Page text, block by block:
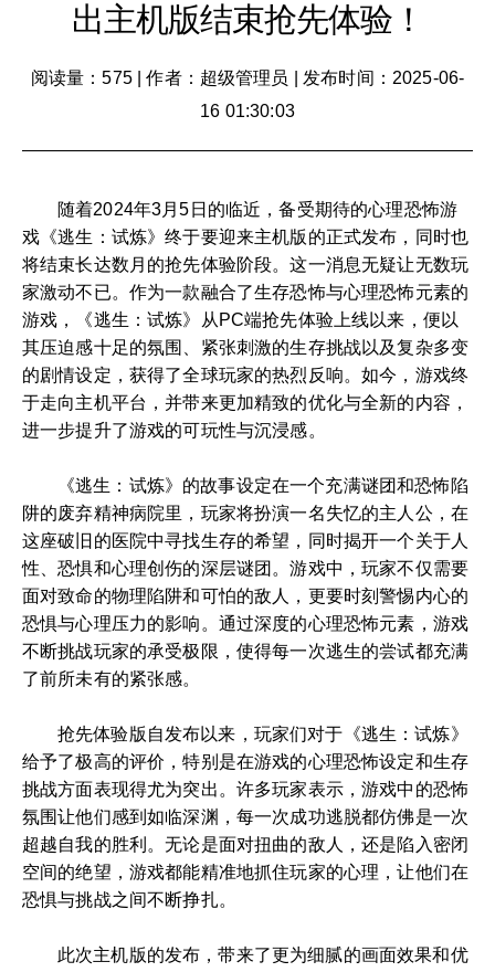
出主机版结束抢先体验！
阅读量：575|作者：超级管理员
发布时间：2025-06-
16 01:30:03
随着2024年3月5日的临近，备受期待的心理恐怖游
戏《逃生：试炼》终于要迎来主机版的正式发布，同时也
将结束长达数月的抢先体验阶段。这一消息无疑让无数玩
家激动不已。作为一款融合了生存恐怖与心理恐怖元素的
游戏，《逃生：试炼》从PC端抢先体验上线以来，便以
其压迫感十足的氛围、紧张刺激的生存挑战以及复杂多变
的剧情设定，获得了全球玩家的热烈反响。如今，游戏终
于走向主机平台，并带来更加精致的优化与全新的内容，
进一步提升了游戏的可玩性与沉浸感。
《逃生：试炼》的故事设定在一个充满谜团和恐怖陷
阱的废弃精神病院里，玩家将扮演一名失忆的主人公，在
这座破旧的医院中寻找生存的希望，同时揭开一个关于人
性、恐惧和心理创伤的深层谜团。游戏中，玩家不仅需要
面对致命的物理陷阱和可怕的敌人，更要时刻警惕内心的
恐惧与心理压力的影响。通过深度的心理恐怖元素，游戏
不断挑战玩家的承受极限，使得每一次逃生的尝试都充满
了前所未有的紧张感。
抢先体验版自发布以来，玩家们对于《逃生：试炼》
给予了极高的评价，特别是在游戏的心理恐怖设定和生存
挑战方面表现得尤为突出。许多玩家表示，游戏中的恐怖
氛围让他们感到如临深渊，每一次成功逃脱都仿佛是一次
超越自我的胜利。无论是面对扭曲的敌人，还是陷入密闭
空间的绝望，游戏都能精准地抓住玩家的心理，让他们在
恐惧与挑战之间不断挣扎。
此次主机版的发布，带来了更为细腻的画面效果和优